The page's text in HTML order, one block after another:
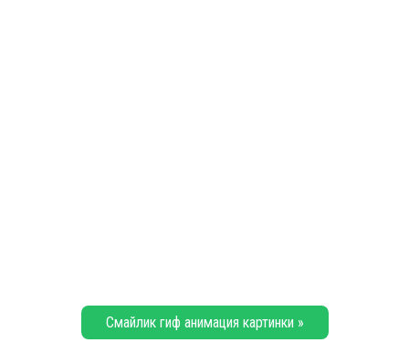
Смайлик гиф анимация картинки »